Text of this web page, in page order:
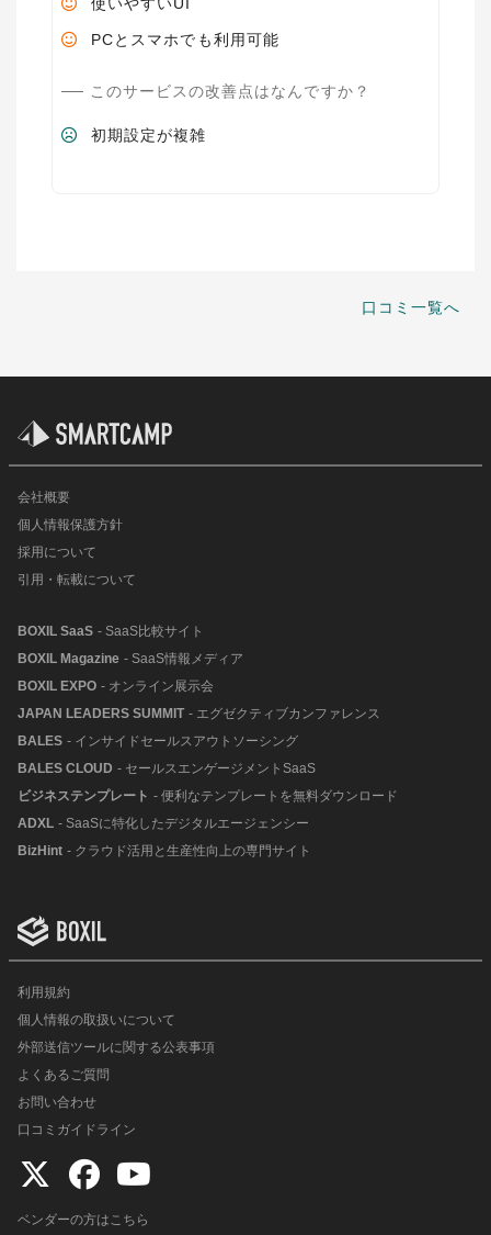
PCとスマホでも利用可能
このサービスの改善点はなんですか？
初期設定が複雑
口コミ一覧へ
会社概要
個人情報保護方針
採用について
引用・転載について
BOXIL SaaS - SaaS比較サイト
BOXIL Magazine - SaaS情報メディア
BOXIL EXPO - オンライン展示会
JAPAN LEADERS SUMMIT - エグゼクティブカンファレンス
BALES - インサイドセールスアウトソーシング
BALES CLOUD - セールスエンゲージメントSaaS
ビジネステンプレート - 便利なテンプレートを無料ダウンロード
ADXL - SaaSに特化したデジタルエージェンシー
BizHint - クラウド活用と生産性向上の専門サイト
利用規約
個人情報の取扱いについて
外部送信ツールに関する公表事項
よくあるご質問
お問い合わせ
口コミガイドライン
ベンダーの方はこちら